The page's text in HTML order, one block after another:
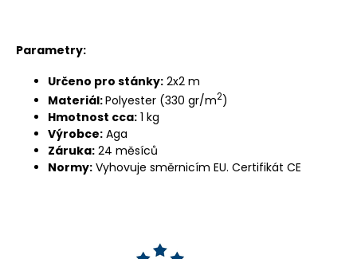
Parametry:
Určeno pro stánky: 2x2 m
Materiál:Polyester (330 gr/m2)
Hmotnost cca: 1 kg
Výrobce: Aga
Záruka: 24 měsíců
Normy: Vyhovuje směrnicím EU. Certifikát CE